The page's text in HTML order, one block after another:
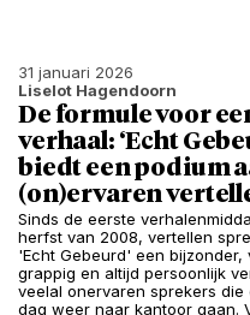
31 januari 2026
Liselot Hagendoorn
De formule voor
verhaal: ‘Echt
biedt een podium
(on)ervaren
Sinds de eerste
herfst van 2008, vertellen
'Echt Gebeurd' een bijzonder,
grappig en altijd persoonlijk
veelal onervaren sprekers die
dag weer naar kantoor gaan.